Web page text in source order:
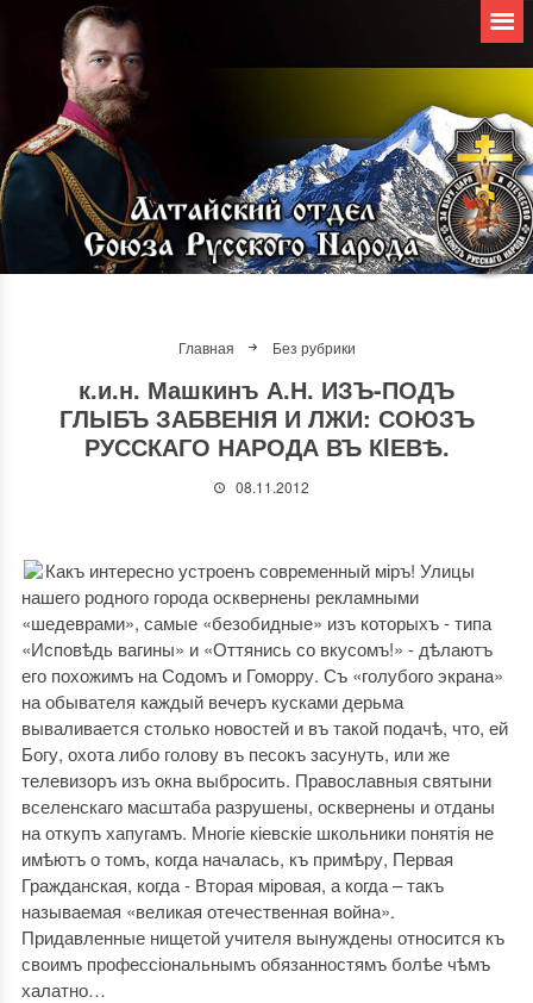
Главная Без рубрики
к.и.н. Машкинъ А.Н. ИЗЪ-ПОДЪ
ГЛЫБЪ ЗАБВЕНІЯ И ЛЖИ: СОЮЗЪ
РУССКАГО НАРОДА ВЪ КIЕВѢ.
08.11.2012
Какъ интересно устроенъ современный міръ! Улицы
нашего родного города осквернены рекламными
«шедеврами», самые «безобидные» изъ которыхъ - типа
«Исповѣдь вагины» и «Оттянись со вкусомъ!» - дѣлаютъ
его похожимъ на Содомъ и Гоморру. Съ «голубого экрана»
на обывателя каждый вечеръ кусками дерьма
вываливается столько новостей и въ такой подачѣ, что, ей
Богу, охота либо голову въ песокъ засунуть, или же
телевизоръ изъ окна выбросить. Православныя святыни
вселенскаго масштаба разрушены, осквернены и отданы
на откупъ хапугамъ. Многіе кіевскіе школьники понятія не
имѣютъ о томъ, когда началась, къ примѣру, Первая
Гражданская, когда - Вторая міровая, а когда – такъ
называемая «великая отечественная война».
Придавленные нищетой учителя вынуждены относится къ
своимъ профессіональнымъ обязанностямъ болѣе чѣмъ
халатно…